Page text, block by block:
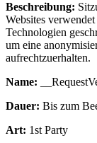
Beschreibung:
Websites
Technologien
um eine
aufrechtzuerhalten.
Name:
Dauer: Bis zum
Art: 1st Party